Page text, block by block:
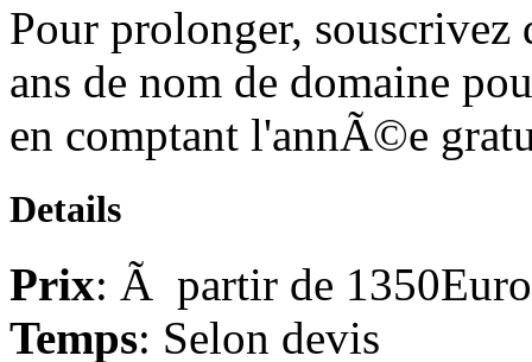
Pour prolonger,
ans de nom de domaine
en comptant l'annÃ©e
Details
Prix: Ã partir de
Temps: Selon devis